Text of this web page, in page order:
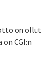
on ollut
CGI:n